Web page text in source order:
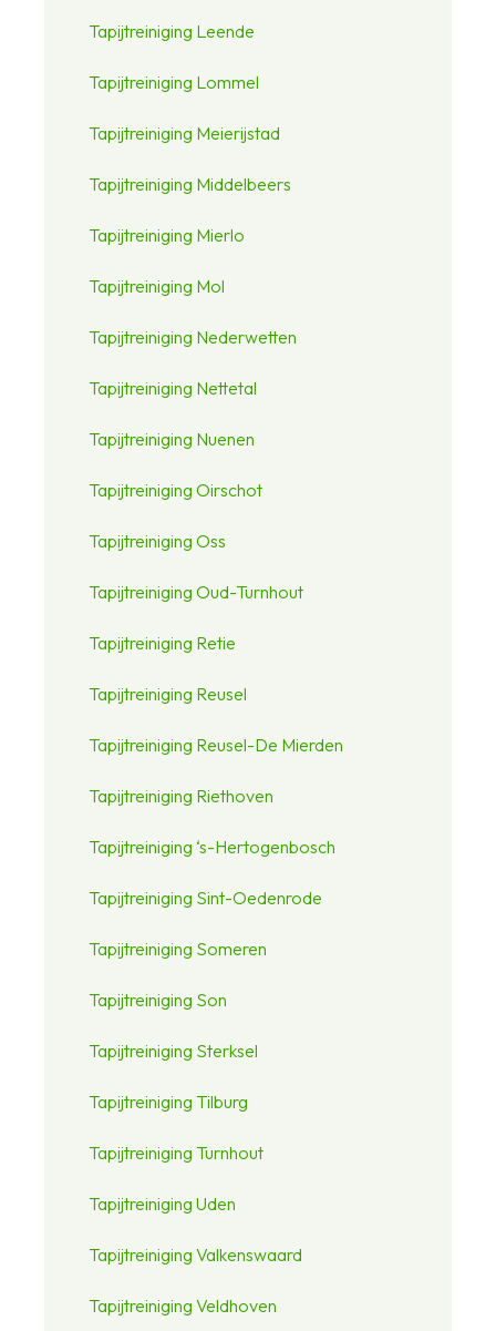
Tapijtreiniging Leende
Tapijtreiniging Lommel
Tapijtreiniging Meierijstad
Tapijtreiniging Middelbeers
Tapijtreiniging Mierlo
Tapijtreiniging Mol
Tapijtreiniging Nederwetten
Tapijtreiniging Nettetal
Tapijtreiniging Nuenen
Tapijtreiniging Oirschot
Tapijtreiniging Oss
Tapijtreiniging Oud-Turnhout
Tapijtreiniging Retie
Tapijtreiniging Reusel
Tapijtreiniging Reusel-De Mierden
Tapijtreiniging Riethoven
Tapijtreiniging ‘s-Hertogenbosch
Tapijtreiniging Sint-Oedenrode
Tapijtreiniging Someren
Tapijtreiniging Son
Tapijtreiniging Sterksel
Tapijtreiniging Tilburg
Tapijtreiniging Turnhout
Tapijtreiniging Uden
Tapijtreiniging Valkenswaard
Tapijtreiniging Veldhoven